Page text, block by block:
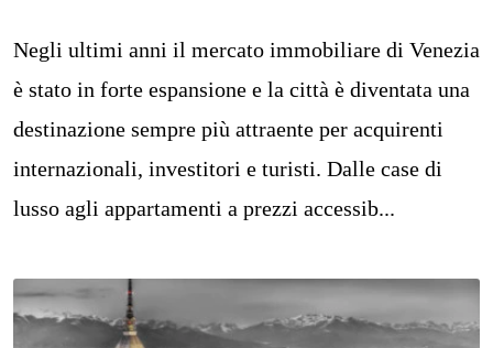
Negli ultimi anni il mercato immobiliare di Venezia
è stato in forte espansione e la città è diventata una
destinazione sempre più attraente per acquirenti
internazionali, investitori e turisti. Dalle case di
lusso agli appartamenti a prezzi accessib...